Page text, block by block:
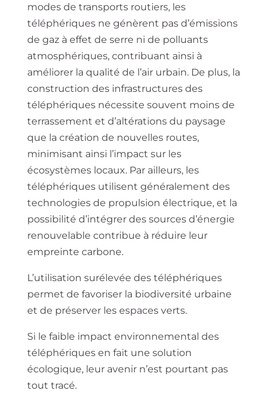
modes de transports routiers, les
téléphériques ne génèrent pas d’émissions
de gaz à effet de serre ni de polluants
atmosphériques, contribuant ainsi à
améliorer la qualité de l’air urbain. De plus, la
construction des infrastructures des
téléphériques nécessite souvent moins de
terrassement et d’altérations du paysage
que la création de nouvelles routes,
minimisant ainsi l’impact sur les
écosystèmes locaux. Par ailleurs, les
téléphériques utilisent généralement des
technologies de propulsion électrique, et la
possibilité d’intégrer des sources d’énergie
renouvelable contribue à réduire leur
empreinte carbone.
L’utilisation surélevée des téléphériques
permet de favoriser la biodiversité urbaine
et de préserver les espaces verts.
Si le faible impact environnemental des
téléphériques en fait une solution
écologique, leur avenir n’est pourtant pas
tout tracé.